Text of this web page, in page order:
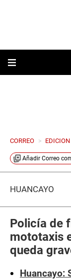
CORREO > EDICION
Añadir Correo
HUANCAYO
Policía de
mototaxis
queda
Huancayo: